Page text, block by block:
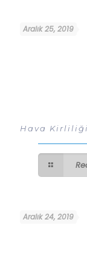
Aralık 25, 2019
Hava Kirliliği
Aralık 24, 2019